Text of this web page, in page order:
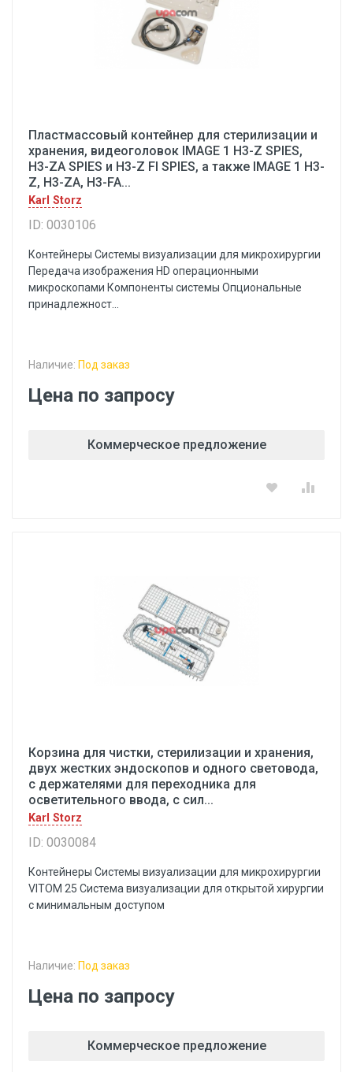
Пластмассовый контейнер для стерилизации и
хранения, видеоголовок IMAGE 1 H3-Z SPIES,
H3-ZA SPIES и H3-Z FI SPIES, а также IMAGE 1 H3-
Z, H3-ZA, H3-FA...
Karl Storz
ID: 0030106
Контейнеры Системы визуализации для микрохирургии
Передача изображения HD операционными
микроскопами Компоненты системы Опциональные
принадлежност...
Наличие: Под заказ
Цена по запросу
Коммерческое предложение
Корзина для чистки, стерилизации и хранения,
двух жестких эндоскопов и одного световода,
с держателями для переходника для
осветительного ввода, с сил...
Karl Storz
ID: 0030084
Контейнеры Системы визуализации для микрохирургии
VITOM 25 Система визуализации для открытой хирургии
с минимальным доступом
Наличие: Под заказ
Цена по запросу
Коммерческое предложение